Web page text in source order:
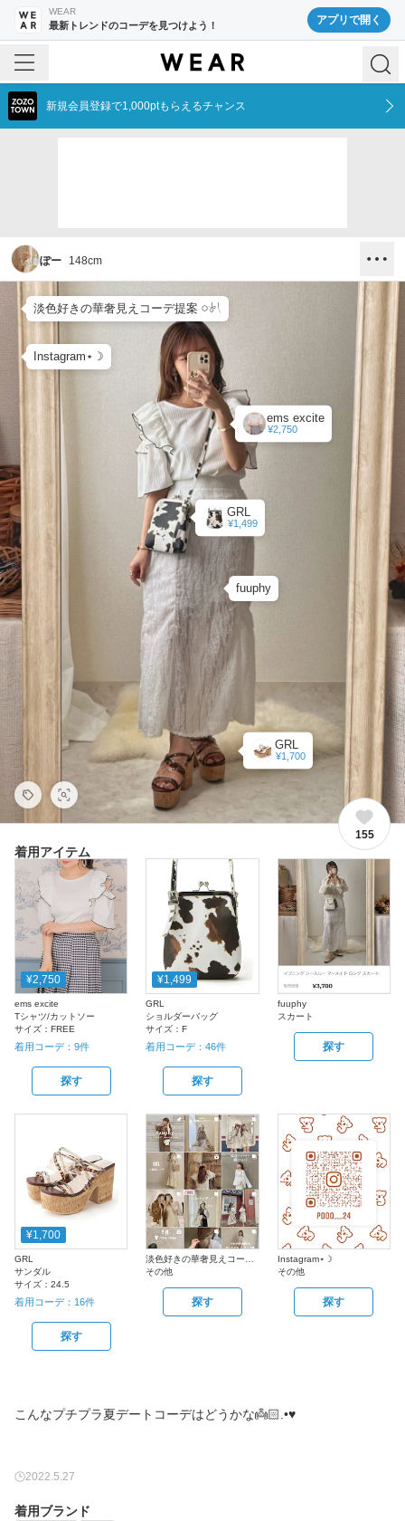
WEAR
最新トレンドのコーデを見つけよう！ アプリで開く
新規会員登録で1,000ptもらえるチャンス
ぽー 148cm
ems excite
¥2,750
GRL
¥1,499
fuuphy
GRL
¥1,700
淡色好きの華奢見えコーデ提案 𓏸𓍯
Instagram⋆☽
155
着用アイテム
¥2,750
ems excite
Tシャツ/カットソー
サイズ： FREE
着用コーデ： 9件
探す
¥1,499
GRL
ショルダーバッグ
サイズ：F
着用コーデ：46件
探す
fuuphy
スカート
探す
¥1,700
GRL
サンダル
サイズ： 24.5
着用コーデ： 16件
探す
その他
探す
Instagram⋆☽
その他
探す
こんなプチプラ夏デートコーデはどうかな‎👼🏻.•♥
2022.5.27
着用ブランド